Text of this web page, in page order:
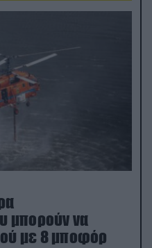
μπορούν να
με 8 μποφόρ